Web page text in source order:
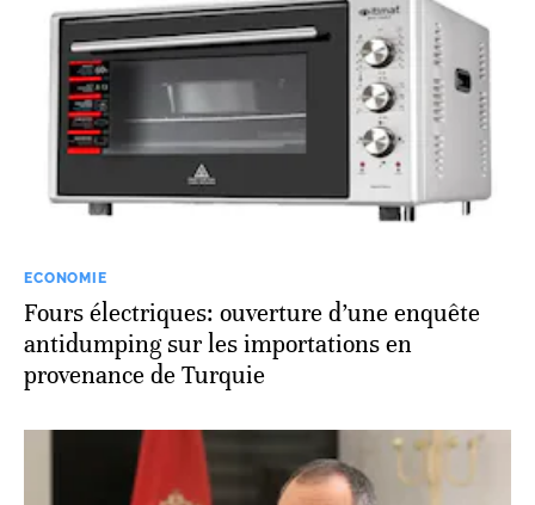
ECONOMIE
Fours électriques: ouverture d’une enquête
antidumping sur les importations en
provenance de Turquie